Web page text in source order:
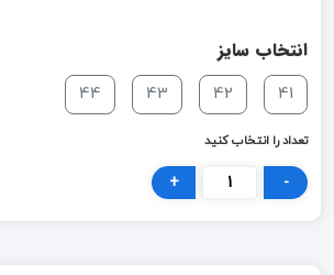
انتخاب سایز
41
42
43
44
تعداد را انتخاب کنید
-
+